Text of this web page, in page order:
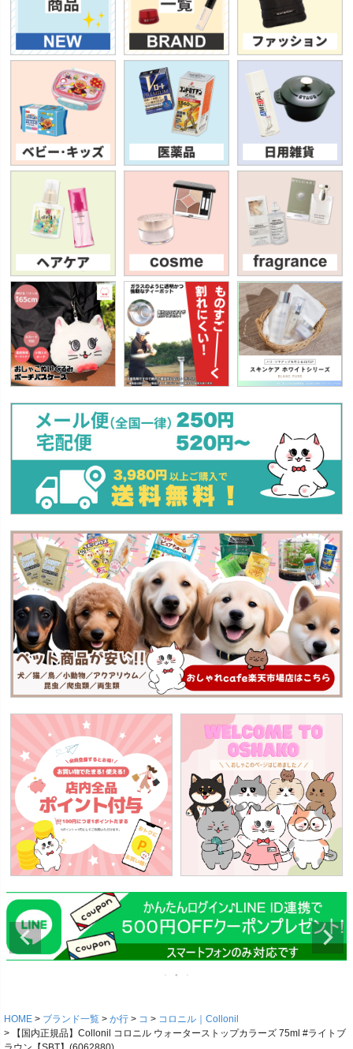
HOME ブランド一覧 か行 コ
コロニル｜Collonil
【国内正規品】Collonil コロニル ウォーターストップカラーズ 75ml #ライトブ